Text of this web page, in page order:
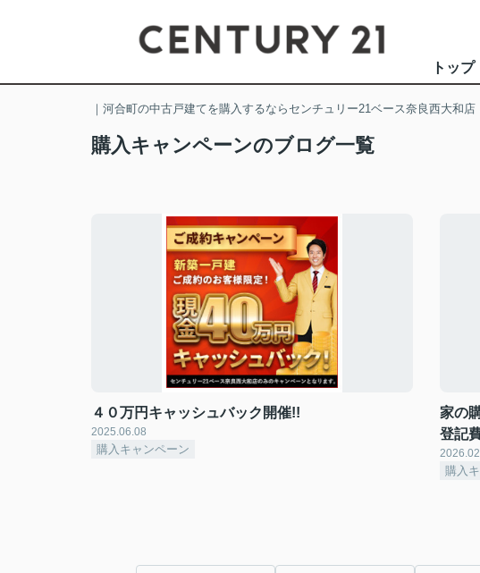
トップ
｜河合町の中古戸建てを購入するならセンチュリー21ベース奈良西大和店
購入キャンペーンのブログ一覧
４０万円キャッシュバック開催!!
2025.06.08
購入キャンペーン
家の
登記
購入